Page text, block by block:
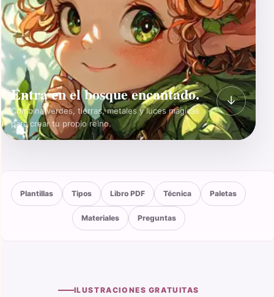
Entra en el bosque encantado.
Combina verdes, tierras, metales y luces mágicas
para crear tu propio reino.
↓
Plantillas Tipos Libro PDF Técnica Paletas
Materiales Preguntas
ILUSTRACIONES GRATUITAS